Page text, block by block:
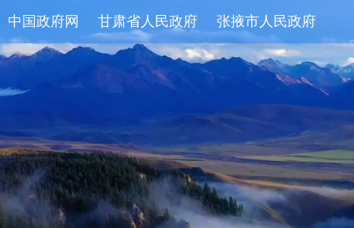
中国政府网 甘肃省人民政府 张掖市人民政府